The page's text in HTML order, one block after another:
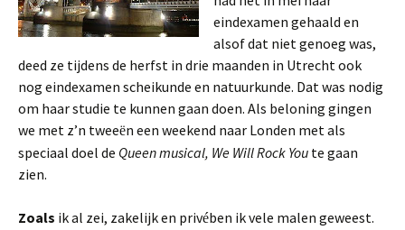
eindexamen gehaald en
alsof dat niet genoeg was,
deed ze tijdens de herfst in drie maanden in Utrecht ook
nog eindexamen scheikunde en natuurkunde. Dat was nodig
om haar studie te kunnen gaan doen. Als beloning gingen
we met z’n tweeën een weekend naar Londen met als
speciaal doel de Queen musical, We Will Rock You te gaan
zien.
Zoals ik al zei, zakelijk en privében ik vele malen geweest.